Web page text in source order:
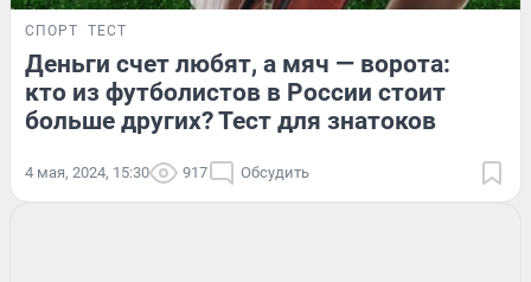
СПОРТ ТЕСТ
Деньги счет любят, а мяч — ворота:
кто из футболистов в России стоит
больше других? Тест для знатоков
4 мая, 2024, 15:30 917 Обсудить